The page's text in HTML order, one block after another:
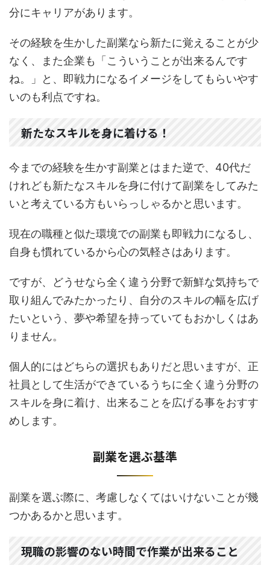
分にキャリアがあります。
その経験を生かした副業なら新たに覚えることが少
なく、また企業も「こういうことが出来るんです
ね。」と、即戦力になるイメージをしてもらいやす
いのも利点ですね。
新たなスキルを身に着ける！
今までの経験を生かす副業とはまた逆で、40代だ
けれども新たなスキルを身に付けて副業をしてみた
いと考えている方もいらっしゃるかと思います。
現在の職種と似た環境での副業も即戦力になるし、
自身も慣れているから心の気軽さはあります。
ですが、どうせなら全く違う分野で新鮮な気持ちで
取り組んでみたかったり、自分のスキルの幅を広げ
たいという、夢や希望を持っていてもおかしくはあ
りません。
個人的にはどちらの選択もありだと思いますが、正
社員として生活ができているうちに全く違う分野の
スキルを身に着け、出来ることを広げる事をおすす
めします。
副業を選ぶ基準
副業を選ぶ際に、考慮しなくてはいけないことが幾
つかあるかと思います。
現職の影響のない時間で作業が出来ること